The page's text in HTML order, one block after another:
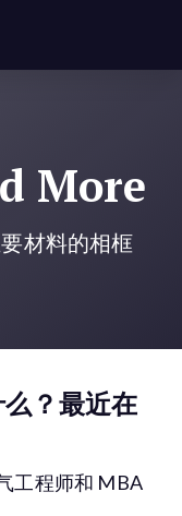
More
材料的相框
？最近在
工程师和 MBA